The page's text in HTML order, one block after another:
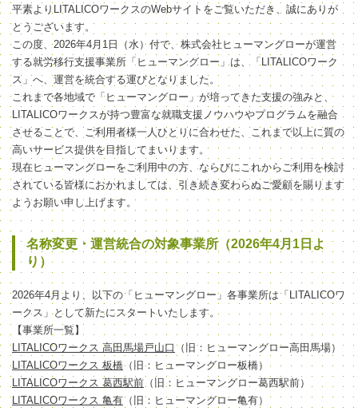
平素よりLITALICOワークスのWebサイトをご覧いただき、誠にありが
とうございます。
この度、2026年4月1日（水）付で、株式会社ヒューマングローが運営
する就労移行支援事業所「ヒューマングロー」は、「LITALICOワーク
ス」へ、運営を統合する運びとなりました。
これまで各地域で「ヒューマングロー」が培ってきた支援の強みと、
LITALICOワークスが持つ豊富な就職支援ノウハウやプログラムを融合
させることで、ご利用者様一人ひとりに合わせた、これまで以上に質の
高いサービス提供を目指してまいります。
現在ヒューマングローをご利用中の方、ならびにこれからご利用を検討
されている皆様におかれましては、引き続き変わらぬご愛顧を賜ります
ようお願い申し上げます。
名称変更・運営統合の対象事業所（2026年4月1日よ
り）
2026年4月より、以下の「ヒューマングロー」各事業所は「LITALICOワ
ークス」として新たにスタートいたします。
【事業所一覧】
LITALICOワークス 高田馬場戸山口 （旧：ヒューマングロー高田馬場）
LITALICOワークス 板橋（旧：ヒューマングロー板橋）
LITALICOワークス 葛西駅前 （旧：ヒューマングロー葛西駅前）
LITALICOワークス 亀有（旧：ヒューマングロー亀有）